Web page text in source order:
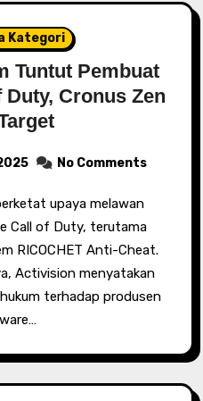
Kategori
Tuntut Pembuat
Cronus Zen
No Comments
Call of Duty, terutama
RICOCHET Anti-Cheat.
Activision menyatakan
terhadap produsen